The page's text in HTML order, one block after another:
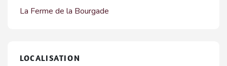
La Ferme de la Bourgade
LOCALISATION